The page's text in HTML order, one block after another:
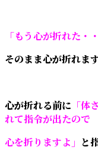
「もう心が折れた・
そのまま心が折れます
心が折れる前に 「
れて指令が出たので
心を折りますよ」 と